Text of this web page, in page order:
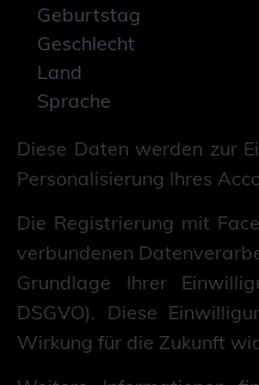
Geburtstag
Geschlecht
Land
Sprache
Diese Daten werden zur
Personalisierung Ihres
Die Registrierung mit
verbundenen
Grundlage Ihrer
DSGVO). Diese
Wirkung für die Zukunft